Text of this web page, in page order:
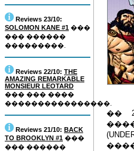
Reviews 23/10:
SOLOMON KANE #1 ���
��� ������
���������.
Reviews 22/10: THE
AMAZING REMARKABLE
MONSIEUR LEOTARD
��� ��� ����
����������������.
Reviews 21/10: BACK
TO BROOKLYN #1 ���
��� ������
��